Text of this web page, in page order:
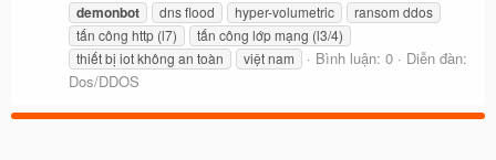
demonbot dns flood hyper-volumetric
ransom ddos
tấn công http (l7)
tấn công lớp mạng (l3/4)
thiết bị iot không an toàn
việt nam Bình luận: 0
Diễn đàn:
Dos/DDOS